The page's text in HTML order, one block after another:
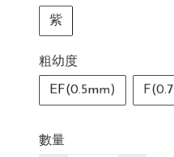
紫
粗幼度
EF(0.5mm)
數量